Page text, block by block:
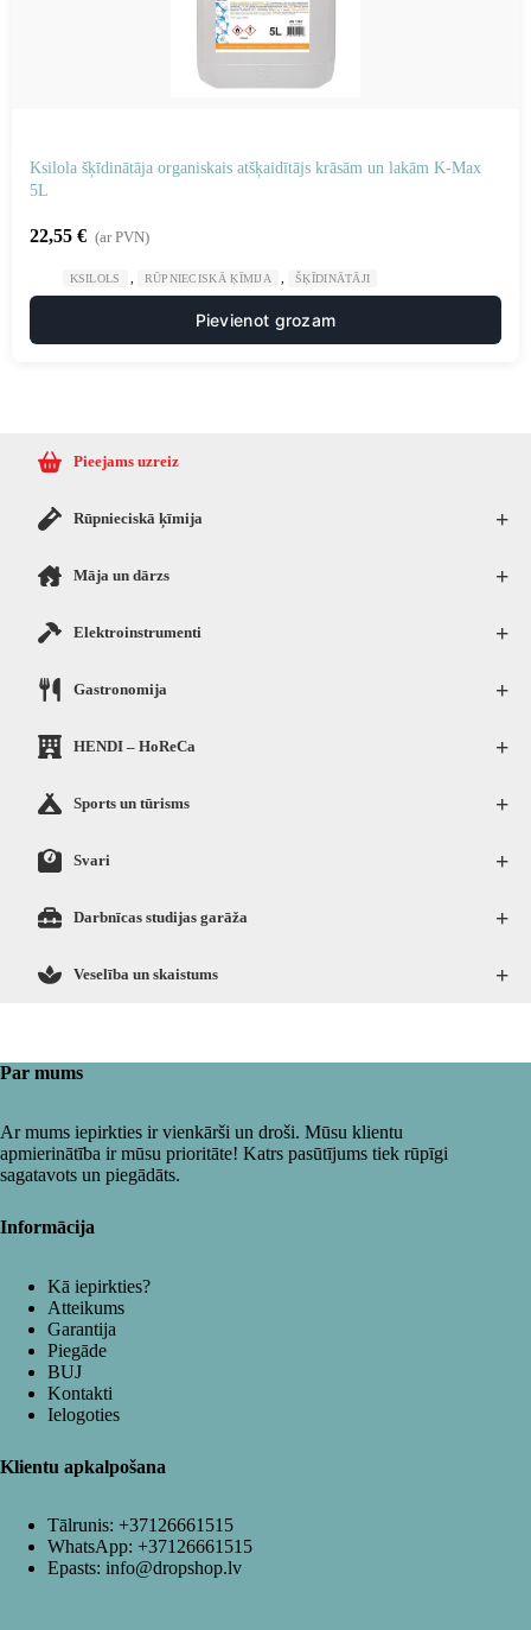
Ksilola šķīdinātāja organiskais atšķaidītājs krāsām un lakām K-Max
5L
22,55 € (ar PVN)
KSILOLS RŪPNIECISKĀ ĶĪMIJA ŠĶĪDINĀTĀJI
Pievienot grozam
Pieejams uzreiz
+
Rūpnieciskā ķīmija
+
Māja un dārzs
+
Elektroinstrumenti
+
Gastronomija
+
HENDI – HoReCa
+
Sports un tūrisms
+
Svari
+
Darbnīcas studijas garāža
+
Veselība un skaistums
Par mums
Ar mums iepirkties ir vienkārši un droši. Mūsu klientu
apmierinātība ir mūsu prioritāte! Katrs pasūtījums tiek rūpīgi
sagatavots un piegādāts.
Informācija
Kā iepirkties?
Atteikums
Garantija
Piegāde
BUJ
Kontakti
Ielogoties
Klientu apkalpošana
Tālrunis: +37126661515
WhatsApp: +37126661515
Epasts: info@dropshop.lv